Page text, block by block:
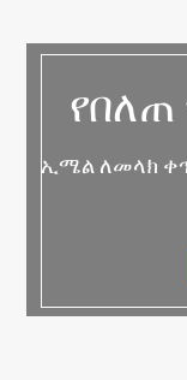
ኢሜል ለመላክ